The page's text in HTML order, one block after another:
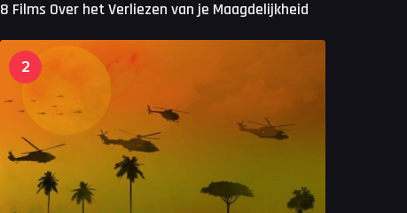
8 Films Over het Verliezen van je Maagdelijkheid
2